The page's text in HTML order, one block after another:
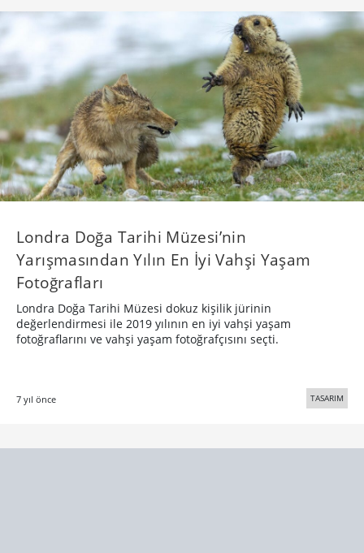
Londra Doğa Tarihi Müzesi’nin
Yarışmasından Yılın En İyi Vahşi Yaşam
Fotoğrafları
Londra Doğa Tarihi Müzesi dokuz kişilik jürinin
değerlendirmesi ile 2019 yılının en iyi vahşi yaşam
fotoğraflarını ve vahşi yaşam fotoğrafçısını seçti.
7 yıl önce TASARIM